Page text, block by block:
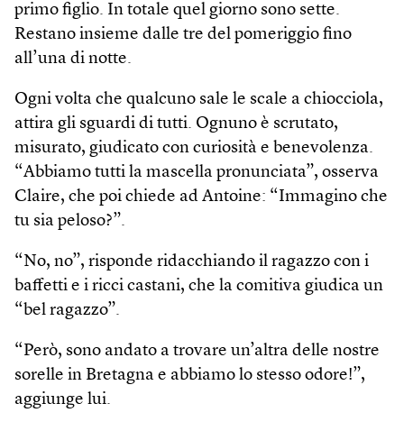
primo figlio. In totale quel giorno sono sette.
Restano insieme dalle tre del pomeriggio fino
all’una di notte.
Ogni volta che qualcuno sale le scale a chiocciola,
attira gli sguardi di tutti. Ognuno è scrutato,
misurato, giudicato con curiosità e benevolenza.
“Abbiamo tutti la mascella pronunciata”, osserva
Claire, che poi chiede ad Antoine: “Immagino che
tu sia peloso?”.
“No, no”, risponde ridacchiando il ragazzo con i
baffetti e i ricci castani, che la comitiva giudica un
“bel ragazzo”.
“Però, sono andato a trovare un’altra delle nostre
sorelle in Bretagna e abbiamo lo stesso odore!”,
aggiunge lui.